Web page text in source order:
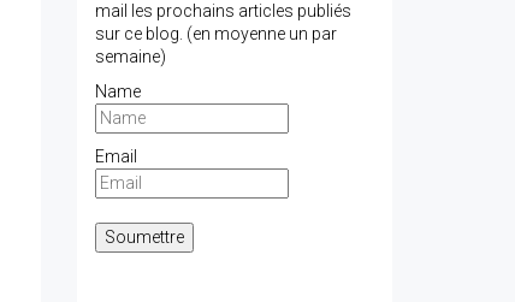
mail les prochains articles publiés
sur ce blog. (en moyenne un par
semaine)
Name
Email